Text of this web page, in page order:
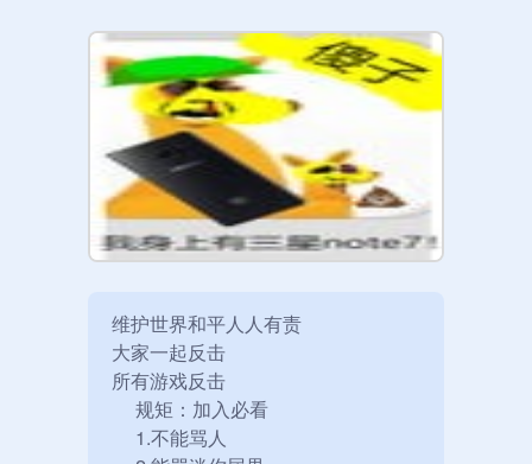
Dingding Studio
维护世界和平人人有责
大家一起反击
所有游戏反击